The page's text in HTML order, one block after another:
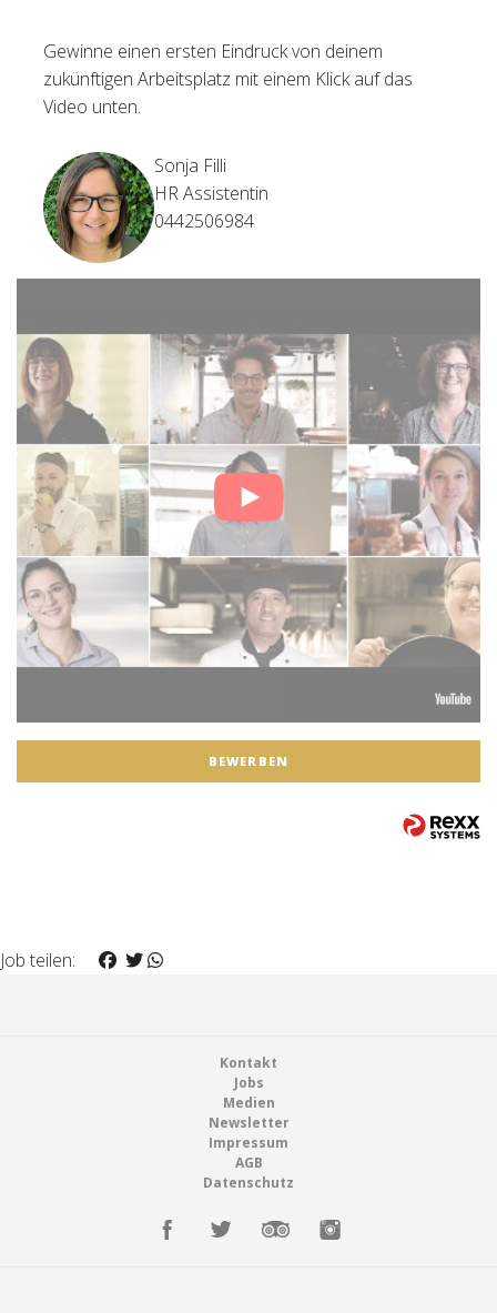
Gewinne einen ersten Eindruck von deinem
zukünftigen Arbeitsplatz mit einem Klick auf das
Video unten.
Sonja Filli
HR Assistentin
0442506984
BEWERBEN
Job teilen:
Kontakt
Jobs
Medien
Newsletter
Impressum
AGB
Datenschutz